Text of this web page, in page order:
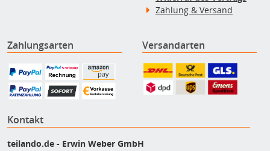
Zahlung & Versand
Zahlungsarten Versandarten
Kontakt
teilando.de - Erwin Weber GmbH